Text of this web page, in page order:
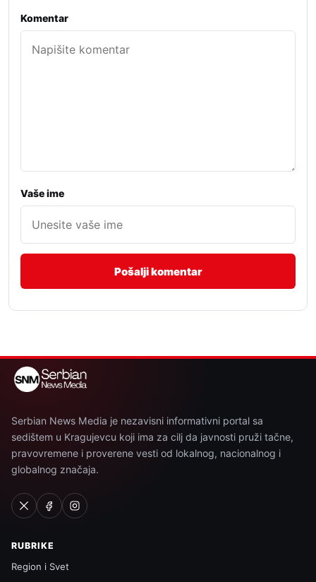
Komentar
Vaše ime
Serbian News Media je nezavisni informativni portal sa
sedištem u Kragujevcu koji ima za cilj da javnosti pruži tačne,
pravovremene i proverene vesti od lokalnog, nacionalnog i
globalnog značaja.
RUBRIKE
Region i Svet